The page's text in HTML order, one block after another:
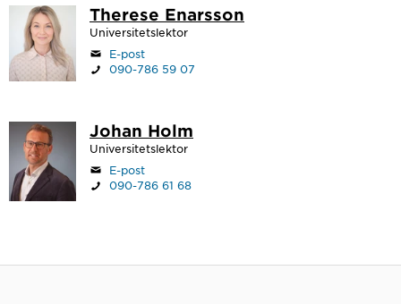
Therese Enarsson
Universitetslektor
E-post
090-786 59 07
Johan Holm
Universitetslektor
E-post
090-786 61 68